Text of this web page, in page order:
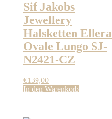
Sif Jakobs
Jewellery
Halsketten Ellera
Ovale Lungo SJ-
N2421-CZ
€139,00
In den Warenkorb